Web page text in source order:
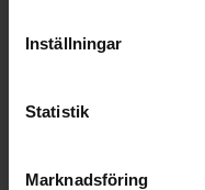
Inställningar
Statistik
Marknadsföring